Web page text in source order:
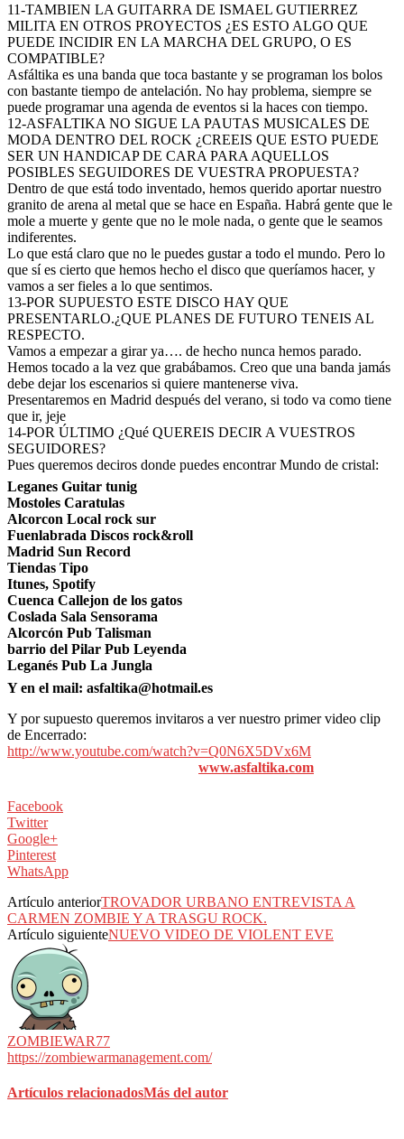
11-TAMBIEN LA GUITARRA DE ISMAEL GUTIERREZ
MILITA EN OTROS PROYECTOS ¿ES ESTO ALGO QUE
PUEDE INCIDIR EN LA MARCHA DEL GRUPO, O ES
COMPATIBLE?
Asfáltika es una banda que toca bastante y se programan los bolos
con bastante tiempo de antelación. No hay problema, siempre se
puede programar una agenda de eventos si la haces con tiempo.
12-ASFALTIKA NO SIGUE LA PAUTAS MUSICALES DE
MODA DENTRO DEL ROCK ¿CREEIS QUE ESTO PUEDE
SER UN HANDICAP DE CARA PARA AQUELLOS
POSIBLES SEGUIDORES DE VUESTRA PROPUESTA?
Dentro de que está todo inventado, hemos querido aportar nuestro
granito de arena al metal que se hace en España. Habrá gente que le
mole a muerte y gente que no le mole nada, o gente que le seamos
indiferentes.
Lo que está claro que no le puedes gustar a todo el mundo. Pero lo
que sí es cierto que hemos hecho el disco que queríamos hacer, y
vamos a ser fieles a lo que sentimos.
13-POR SUPUESTO ESTE DISCO HAY QUE
PRESENTARLO.¿QUE PLANES DE FUTURO TENEIS AL
RESPECTO.
Vamos a empezar a girar ya…. de hecho nunca hemos parado.
Hemos tocado a la vez que grabábamos. Creo que una banda jamás
debe dejar los escenarios si quiere mantenerse viva.
Presentaremos en Madrid después del verano, si todo va como tiene
que ir, jeje
14-POR ÚLTIMO ¿Qué QUEREIS DECIR A VUESTROS
SEGUIDORES?
Pues queremos deciros donde puedes encontrar Mundo de cristal:
Leganes Guitar tunig
Mostoles Caratulas
Alcorcon Local rock sur
Fuenlabrada Discos rock&roll
Madrid Sun Record
Tiendas Tipo
Itunes, Spotify
Cuenca Callejon de los gatos
Coslada Sala Sensorama
Alcorcón Pub Talisman
barrio del Pilar Pub Leyenda
Leganés Pub La Jungla
Y en el mail: asfaltika@hotmail.es
Y por supuesto queremos invitaros a ver nuestro primer video clip
de Encerrado:
http://www.youtube.com/watch?v=Q0N6X5DVx6M
www.asfaltika.com
Facebook
Twitter
Google+
Pinterest
WhatsApp
Artículo anteriorTROVADOR URBANO ENTREVISTA A
CARMEN ZOMBIE Y A TRASGU ROCK.
Artículo siguienteNUEVO VIDEO DE VIOLENT EVE
ZOMBIEWAR77
https://zombiewarmanagement.com/
Artículos relacionadosMás del autor